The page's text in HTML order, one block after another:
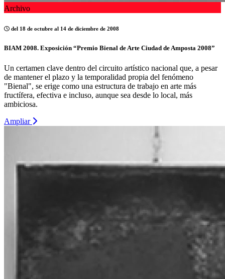
Archivo
del 18 de octubre al 14 de diciembre de 2008
BIAM 2008. Exposición “Premio Bienal de Arte Ciudad de Amposta 2008”
Un certamen clave dentro del circuito artístico nacional que, a pesar
de mantener el plazo y la temporalidad propia del fenómeno
"Bienal", se erige como una estructura de trabajo en arte más
fructífera, efectiva e incluso, aunque sea desde lo local, más
ambiciosa.
Ampliar